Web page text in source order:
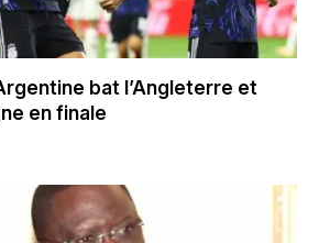
bat l’Angleterre et
en finale